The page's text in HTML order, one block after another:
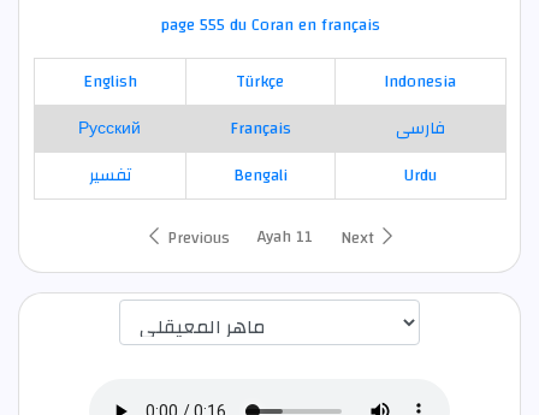
page 555 du Coran en français
English
Türkçe
Indonesia
Русский
Français
فارسی
تفسير
Bengali
Urdu
Previous
Ayah 11 Next